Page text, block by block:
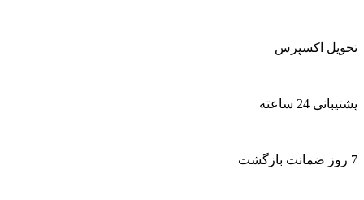
تحویل اکسپرس
پشتیبانی 24 ساعته
7 روز ضمانت بازگشت